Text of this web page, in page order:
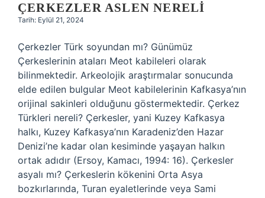
ÇERKEZLER ASLEN NERELI
Tarih: Eylül 21, 2024
Çerkezler Türk soyundan mı? Günümüz
Çerkeslerinin ataları Meot kabileleri olarak
bilinmektedir. Arkeolojik araştırmalar sonucunda
elde edilen bulgular Meot kabilelerinin Kafkasya’nın
orijinal sakinleri olduğunu göstermektedir. Çerkez
Türkleri nereli? Çerkesler, yani Kuzey Kafkasya
halkı, Kuzey Kafkasya’nın Karadeniz’den Hazar
Denizi’ne kadar olan kesiminde yaşayan halkın
ortak adıdır (Ersoy, Kamacı, 1994: 16). Çerkesler
asyalı mı? Çerkeslerin kökenini Orta Asya
bozkırlarında, Turan eyaletlerinde veya Sami